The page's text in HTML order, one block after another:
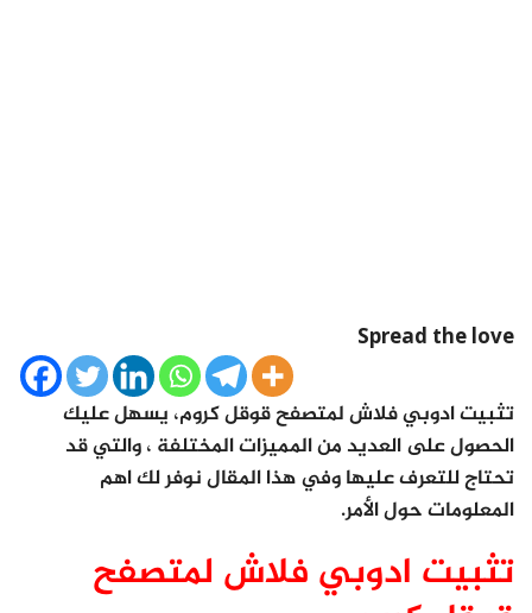
Spread the love
تثبيت ادوبي فلاش لمتصفح قوقل كروم، يسهل عليك
الحصول على العديد من المميزات المختلفة ، والتي قد
تحتاج للتعرف عليها وفي هذا المقال نوفر لك اهم
المعلومات حول الأمر.
تثبيت ادوبي فلاش لمتصفح